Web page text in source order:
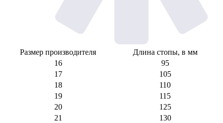
Размер производителя
Длина стопы, в мм
16
95
17
105
18
110
19
115
20
125
21
130